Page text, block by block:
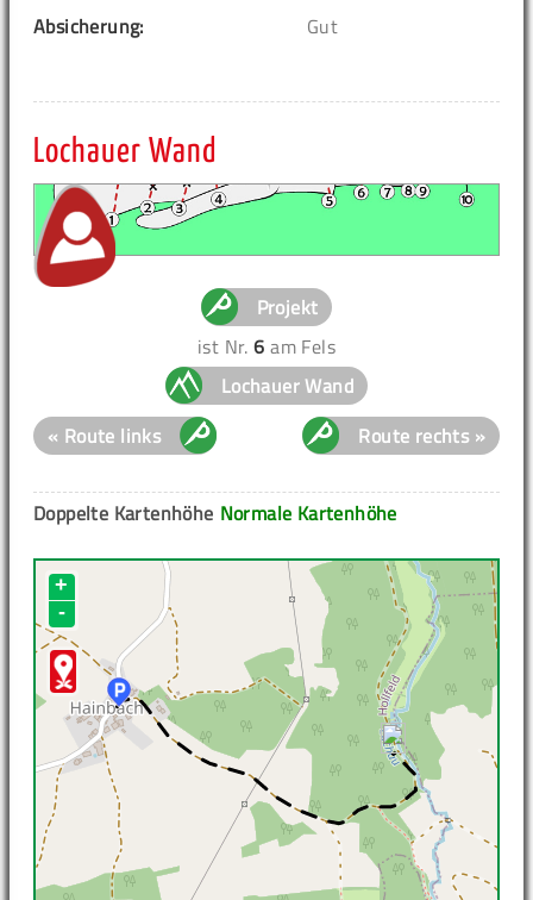
Absicherung: Gut
Lochauer Wand
Projekt
ist Nr.6 am Fels
Lochauer Wand
« Route links
Route rechts »
Normale Kartenhöhe
Doppelte Kartenhöhe
+
-